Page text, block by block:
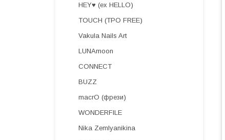
HEY♥ (ex HELLO)
TOUCH (TPO FREE)
Vakula Nails Art
LUNAmoon
CONNECT
BUZZ
macrO (фрези)
WONDERFILE
Nika Zemlyanikina